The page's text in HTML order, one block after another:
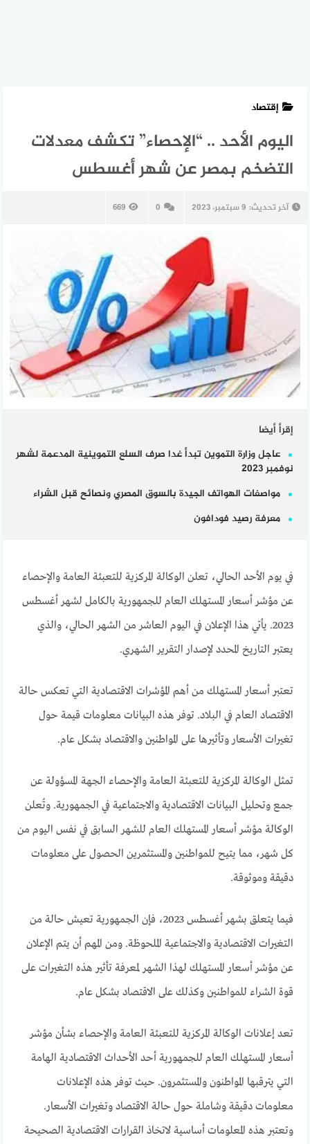
إقتصاد
اليوم الأحد .. “الإحصاء” تكشف معدلات
التضخم بمصر عن شهر أغسطس
آخر تحديث: 9 سبتمبر، 2023 0
669
إقرأ أيضا
عاجل وزارة التموين تبدأ غدا صرف السلع التموينية المدعمة لشهر
نوفمبر 2023
مواصفات الهواتف الجيدة بالسوق المصري ونصائح قبل الشراء
معرفة رصيد فودافون
في يوم الأحد الحالي، تعلن الوكالة المركزية للتعبئة العامة والإحصاء
عن مؤشر أسعار المستهلك العام للجمهورية بالكامل لشهر أغسطس
2023. يأتي هذا الإعلان في اليوم العاشر من الشهر الحالي، والذي
يعتبر التاريخ المحدد لإصدار التقرير الشهري.
تعتبر أسعار المستهلك من أهم المؤشرات الاقتصادية التي تعكس حالة
الاقتصاد العام في البلاد. توفر هذه البيانات معلومات قيمة حول
تغيرات الأسعار وتأثيرها على المواطنين والاقتصاد بشكل عام.
تمثل الوكالة المركزية للتعبئة العامة والإحصاء الجهة المسؤولة عن
جمع وتحليل البيانات الاقتصادية والاجتماعية في الجمهورية. وتُعلن
الوكالة مؤشر أسعار المستهلك العام للشهر السابق في نفس اليوم من
كل شهر، مما يتيح للمواطنين والمستثمرين الحصول على معلومات
دقيقة وموثوقة.
فيما يتعلق بشهر أغسطس 2023، فإن الجمهورية تعيش حالة من
التغيرات الاقتصادية والاجتماعية الملحوظة. ومن المهم أن يتم الإعلان
عن مؤشر أسعار المستهلك لهذا الشهر لمعرفة تأثير هذه التغيرات على
قوة الشراء للمواطنين وكذلك على الاقتصاد بشكل عام.
تعد إعلانات الوكالة المركزية للتعبئة العامة والإحصاء بشأن مؤشر
أسعار المستهلك العام للجمهورية أحد الأحداث الاقتصادية الهامة
التي يترقبها المواطنون والمستثمرون. حيث توفر هذه الإعلانات
معلومات دقيقة وشاملة حول حالة الاقتصاد وتغيرات الأسعار.
وتعتبر هذه المعلومات أساسية لاتخاذ القرارات الاقتصادية الصحيحة